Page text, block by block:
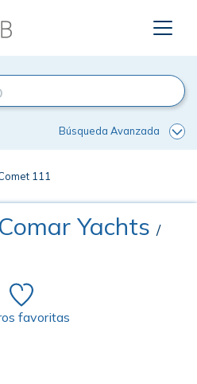
Búsqueda Avanzada
111
Yachts /
favoritas